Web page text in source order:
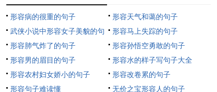
用邓英两个字做首诗形容女子很乖很漂亮的句子
卡哇伊，可爱，好听话哦，乖BB，可爱的孩子，好孩子=3=不知
道你满不满意啦
女生说我很乖是什么意思
在宠物区提这个问题..看来您是挺可爱的 =_=一般从我的角度来
说,有时候是指你长相和打扮比较可爱(总之是比较好的一方面),
形容病的很重的句子
形容天气和蔼的句子
武侠小说中形容女子美貌的句
子
形容马上失踪的句子
形容肺气炸了的句子
形容孙悟空勇敢的句子
形容男的眉目的句子
形容水的样子写句子大全
形容农村妇女娇小的句子
形容改卷累的句子
形容句子难读懂
无价之宝形容人的句子